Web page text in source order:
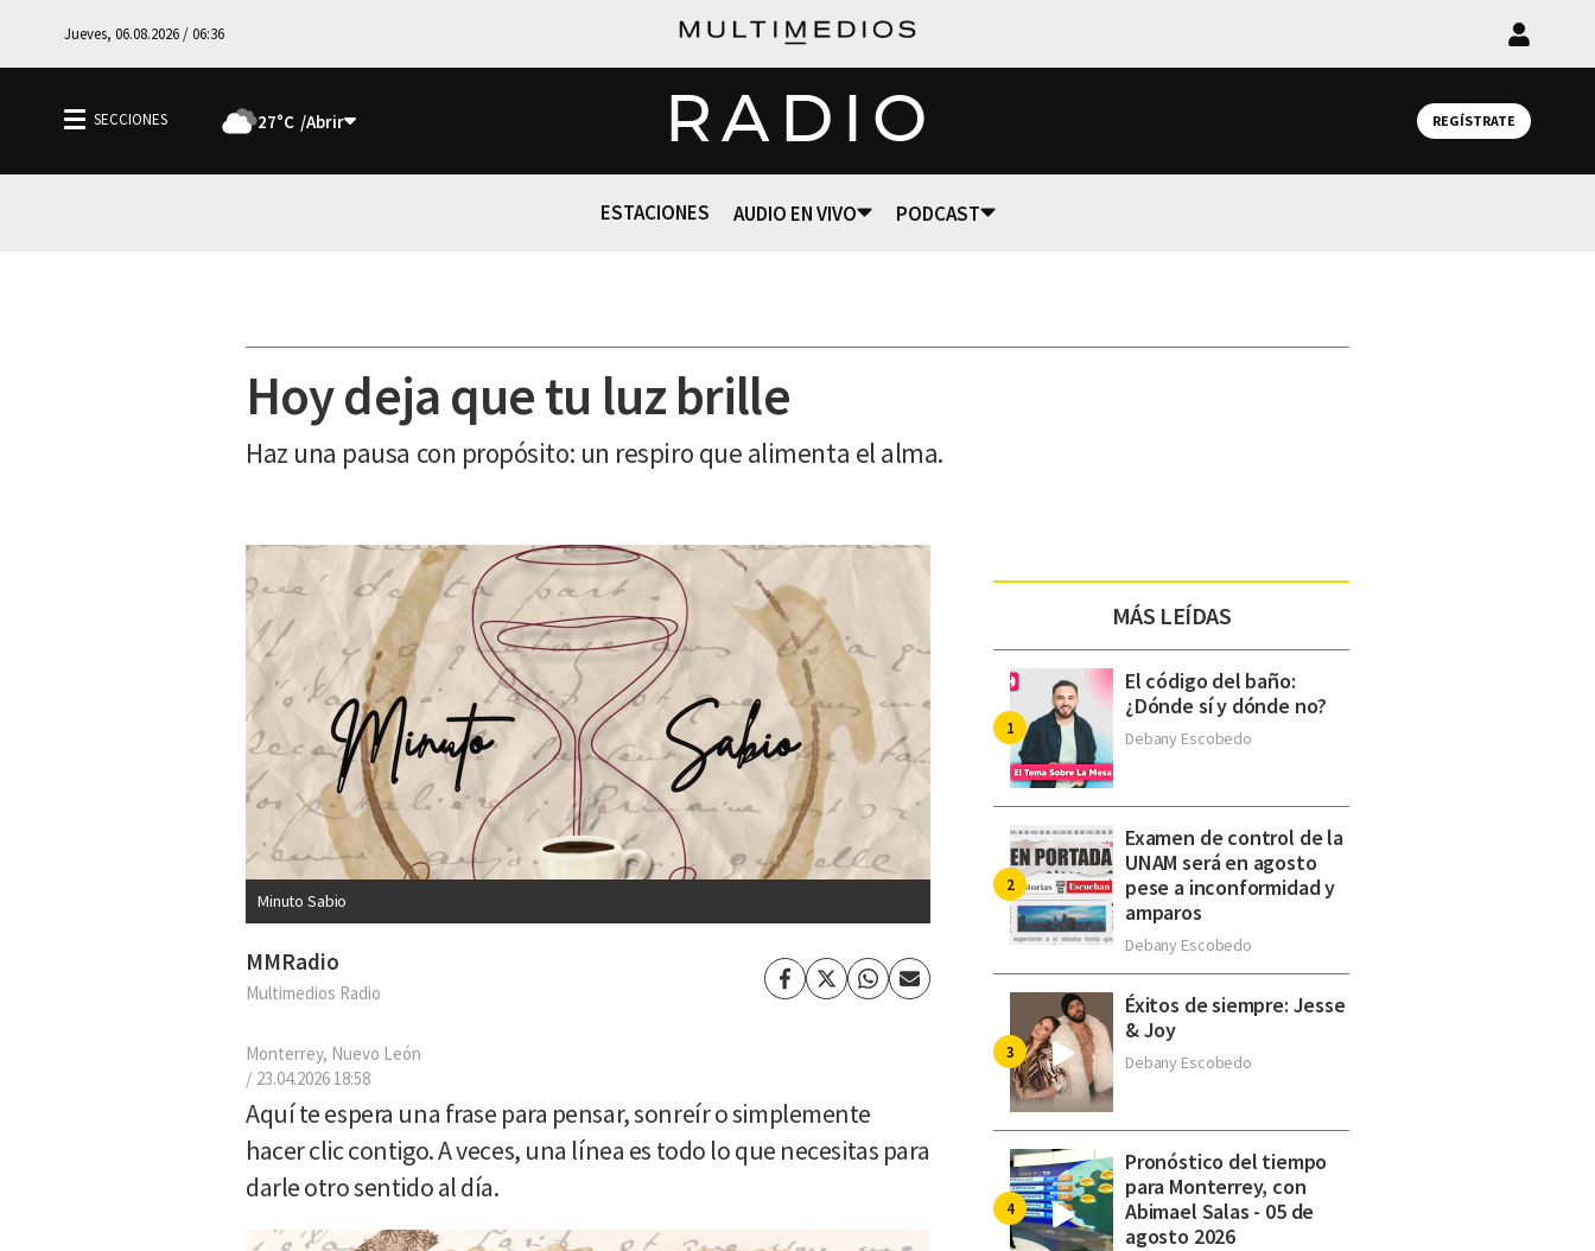
Jueves, 06.08.2026 / 06:36
Iniciar
27°C RADIO REGÍSTRATE
ESTACIONES AUDIO EN VIVO PODCAST
Hoy deja que tu luz brille
Haz una pausa con propósito: un respiro que alimenta el alma.
Minuto Sabio
MMRadio
Multimedios Radio Facebook
TwitterWhatsapp
Enviar
Monterrey, Nuevo León
23.04.2026 18:58
Aquí te espera una frase para pensar, sonreír o simplemente
hacer clic contigo. A veces, una línea es todo lo que necesitas para
darle otro sentido al día.
MÁS LEÍDAS
El código del baño:
¿Dónde sí y dónde no?
Debany Escobedo
Examen de control de la
UNAM será en agosto
pese a inconformidad y
amparos
Debany Escobedo
Éxitos de siempre: Jesse
& Joy
Debany Escobedo
Pronóstico del tiempo
para Monterrey, con
Abimael Salas - 05 de
agosto 2026